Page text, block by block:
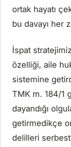
ortak hayatı
bu davayı her
İspat
özelliği, aile
sistemine
TMK m. 184/1
dayandığı
getirmedikçe
delilleri